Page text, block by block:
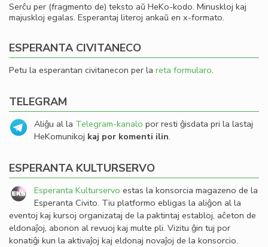
Serĉu per (fragmento de) teksto aŭ HeKo-kodo. Minuskloj kaj
majuskloj egalas. Esperantaj literoj ankaŭ en x-formato.
ESPERANTA CIVITANECO
Petu la esperantan civitanecon per la reta formularo.
TELEGRAM
Aliĝu al la Telegram-kanalo por resti ĝisdata pri la lastaj
HeKomunikoj kaj por komenti ilin.
ESPERANTA KULTURSERVO
Esperanta Kulturservo estas la konsorcia magazeno de la
Esperanta Civito. Tiu platformo ebligas la aliĝon al la
eventoj kaj kursoj organizataj de la paktintaj establoj, aĉeton de
eldonaĵoj, abonon al revuoj kaj multe pli. Vizitu ĝin tuj por
konatiĝi kun la aktivaĵoj kaj eldonaj novaĵoj de la konsorcio.